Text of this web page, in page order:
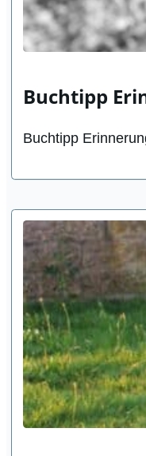
Buchtipp
Buchtipp